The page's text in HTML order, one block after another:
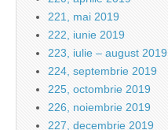
221, mai 2019
222, iunie 2019
223, iulie – august 2019
224, septembrie 2019
225, octombrie 2019
226, noiembrie 2019
227, decembrie 2019